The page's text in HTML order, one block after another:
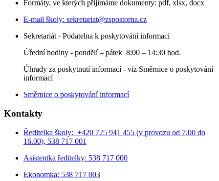
Formáty, ve kterých přijímáme dokumenty: pdf, xlsx, docx
E-mail školy: sekretariat@zspostorna.cz
Sekretariát - Podatelna k poskytování informací
Úřední hodiny - pondělí – pátek 8:00 – 14:30 hod.
Úhrady za poskytnutí informací - viz Směrnice o poskytování
informací
Směrnice o poskytování informací
Kontakty
Ředitelka školy: +420 725 941 455 (v provozu od 7.00 do
16.00), 538 717 001
Asistentka ředitelky: 538 717 000
Ekonomka: 538 717 003